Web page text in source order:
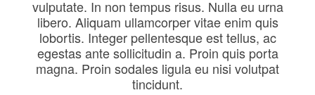
vulputate. In non tempus risus. Nulla eu urna
libero. Aliquam ullamcorper vitae enim quis
lobortis. Integer pellentesque est tellus, ac
egestas ante sollicitudin a. Proin quis porta
magna. Proin sodales ligula eu nisi volutpat
tincidunt.